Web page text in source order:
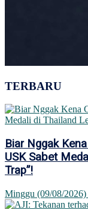
TERBARU
Biar Nggak
USK Sabet
Trap”!
Minggu (09/08/